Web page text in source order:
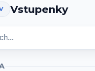
režim
Vstupenky